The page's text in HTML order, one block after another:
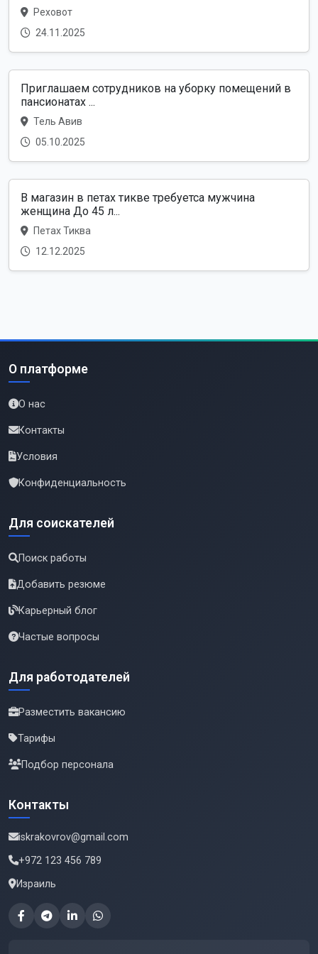
Реховот
24.11.2025
Приглашаем сотрудников на уборку помещений в
пансионатах ...
Тель Авив
05.10.2025
В магазин в петах тикве требуетса мужчина
женщина До 45 л...
Петах Тиква
12.12.2025
О платформе
О нас
Контакты
Условия
Конфиденциальность
Для соискателей
Поиск работы
Добавить резюме
Карьерный блог
Частые вопросы
Для работодателей
Разместить вакансию
Тарифы
Подбор персонала
Контакты
iskrakovrov@gmail.com
+972 123 456 789
Израиль